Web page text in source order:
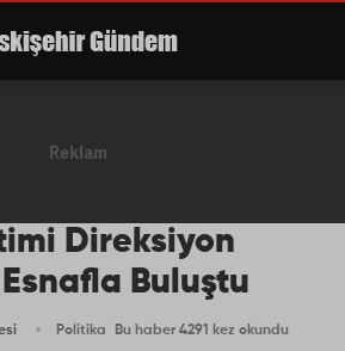
Direksiyon
Buluştu
Politika Bu haber 4291 kez okundu